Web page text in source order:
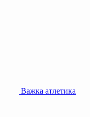
Важка атлетика